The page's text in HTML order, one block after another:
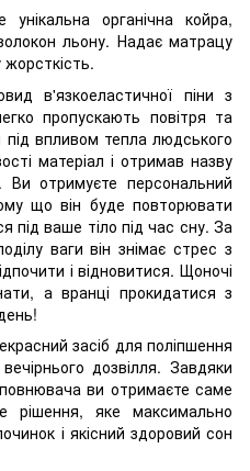
органічна койра,
льону. Надає матрацу
в'язкоеластичної піни з
пропускають повітря та
під впливом тепла людського
матеріал і отримав назву
отримуєте персональний
що він буде повторювати
під ваше тіло під час сну. За
ваги він знімає стрес з
і відновитися. Щоночі
а вранці прокидатися з
засіб для поліпшення
дозвілля. Завдяки
ви отримаєте саме
рішення, яке максимально
і якісний здоровий сон